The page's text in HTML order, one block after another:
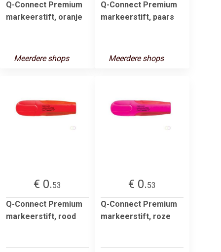
Q-Connect Premium
markeerstift, oranje
Meerdere shops
Q-Connect Premium
markeerstift, paars
Meerdere shops
€ 0.53
Q-Connect Premium
markeerstift, rood
€ 0.53
Q-Connect Premium
markeerstift, roze